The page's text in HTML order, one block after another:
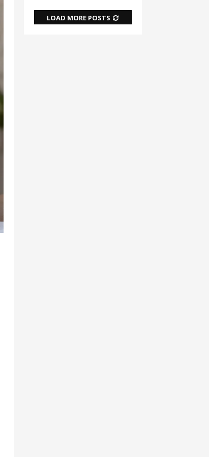
LOAD MORE POSTS